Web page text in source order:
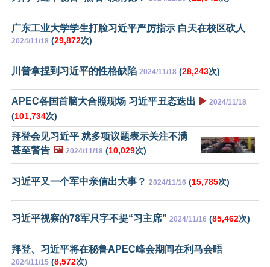
广东工业大学学生打脸习近平严厉指示 白天在校区砍人
2024/11/18 (29,872次)
川普拿捏到习近平的性格缺陷 2024/11/18 (28,243次)
APEC各国首脑大合照现场 习近平丑态迭出 ▶️ 2024/11/18
(101,734次)
拜登会见习近平 就多项议题表示关注不满
甚至警告 🖼️ 2024/11/18 (10,029次)
习近平又一个军中亲信出大事？ 2024/11/16 (15,785次)
习近平视察的78军只字不提“习主席” 2024/11/16 (85,462次)
拜登、习近平将在秘鲁APEC峰会期间在利马会晤
2024/11/15 (8,572次)